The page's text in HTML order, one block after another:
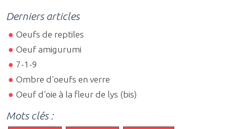
Derniers articles
Oeufs de reptiles
Oeuf amigurumi
7-1-9
Ombre d'oeufs en verre
Oeuf d'oie à la fleur de lys (bis)
Mots clés :